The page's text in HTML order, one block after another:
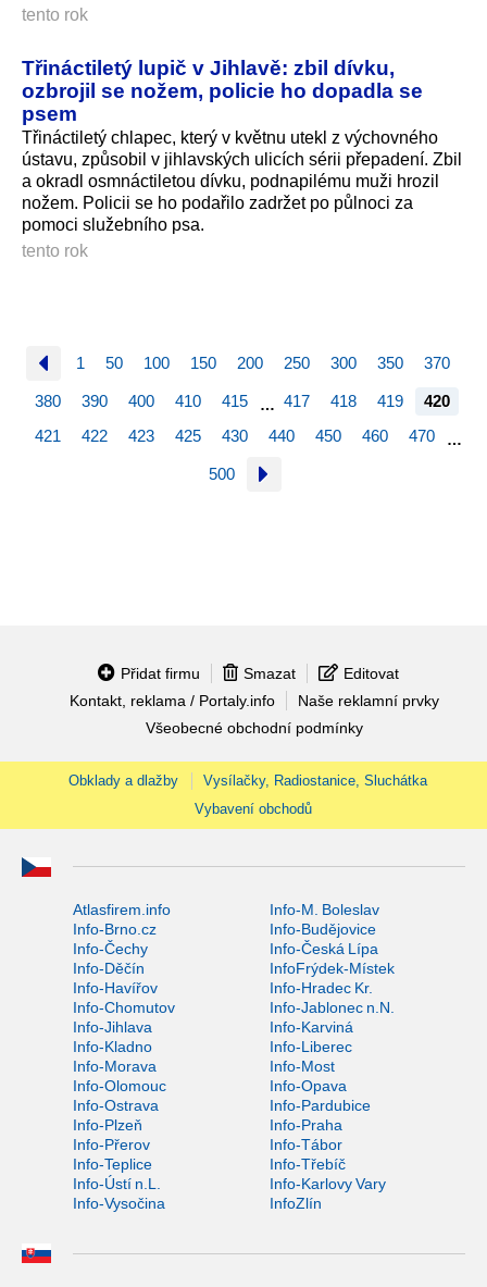
tento rok
Třináctiletý lupič v Jihlavě: zbil dívku,
ozbrojil se nožem, policie ho dopadla se
psem
Třináctiletý chlapec, který v květnu utekl z výchovného
ústavu, způsobil v jihlavských ulicích sérii přepadení. Zbil
a okradl osmnáctiletou dívku, podnapilému muži hrozil
nožem. Policii se ho podařilo zadržet po půlnoci za
pomoci služebního psa.
tento rok
1 50 100 150 200 250 300 350 370
380 390 400 410 415 … 417 418 419
420
421
422 423 425 430 440 450 460 470 …
500
Přidat firmu Smazat
Editovat
Kontakt, reklama / Portaly.info
Naše reklamní prvky
Všeobecné obchodní podmínky
Obklady a dlažby
Vysílačky, Radiostanice, Sluchátka
Vybavení obchodů
Atlasfirem.info
Info-M. Boleslav
Info-Brno.cz
Info-Budějovice
Info-Čechy
Info-Česká Lípa
Info-Děčín
InfoFrýdek-Místek
Info-Havířov
Info-Hradec Kr.
Info-Chomutov
Info-Jablonec n.N.
Info-Jihlava
Info-Karviná
Info-Kladno
Info-Liberec
Info-Morava
Info-Most
Info-Olomouc
Info-Opava
Info-Ostrava
Info-Pardubice
Info-Plzeň
Info-Praha
Info-Přerov
Info-Tábor
Info-Teplice
Info-Třebíč
Info-Ústí n.L.
Info-Karlovy Vary
Info-Vysočina
InfoZlín